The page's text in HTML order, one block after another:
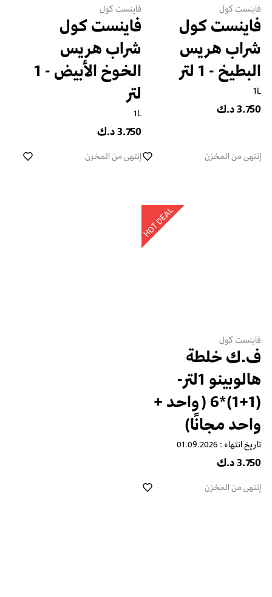
فاينست كول
فاينست كول
شراب هريس
البطيخ - 1 لتر
1L
3.750 د.ك
إنتهى من المخزن
فاينست كول
فاينست كول
شراب هريس
الخوخ الأبيض - 1
لتر
1L
3.750 د.ك
إنتهى من المخزن
HOT DEAL
فاينست كول
ف.ك خلطة
هالوبينو 1لتر-
(1+1)*6 (واحد +
واحد مجانًا)
تاريخ انتهاء : 01.09.2026
3.750 د.ك
إنتهى من المخزن